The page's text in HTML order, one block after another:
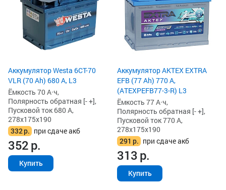
Аккумулятор Westa 6СТ-70
VLR (70 Ah) 680 А, L3
Ёмкость 70 А·ч,
Полярность обратная [- +],
Пусковой ток 680 А,
278x175x190
332р. при сдаче акб
352р.
Купить
Аккумулятор AKTEX EXTRA
EFB (77 Ah) 770 А,
(ATEXPEFB77-3-R) L3
Ёмкость 77 А·ч,
Полярность обратная [- +],
Пусковой ток 770 А,
278x175x190
291 р. при сдаче акб
313р.
Купить